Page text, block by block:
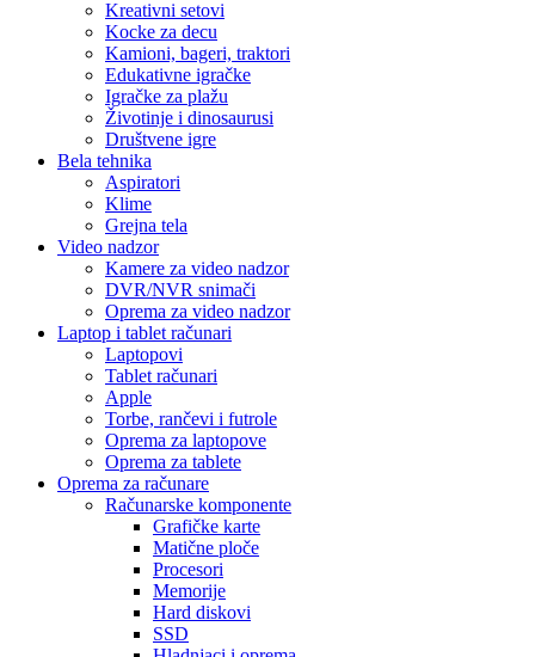
Kreativni setovi
Kocke za decu
Kamioni, bageri, traktori
Edukativne igračke
Igračke za plažu
Životinje i dinosaurusi
Društvene igre
Bela tehnika
Aspiratori
Klime
Grejna tela
Video nadzor
Kamere za video nadzor
DVR/NVR snimači
Oprema za video nadzor
Laptop i tablet računari
Laptopovi
Tablet računari
Apple
Torbe, rančevi i futrole
Oprema za laptopove
Oprema za tablete
Oprema za računare
Računarske komponente
Grafičke karte
Matične ploče
Procesori
Memorije
Hard diskovi
SSD